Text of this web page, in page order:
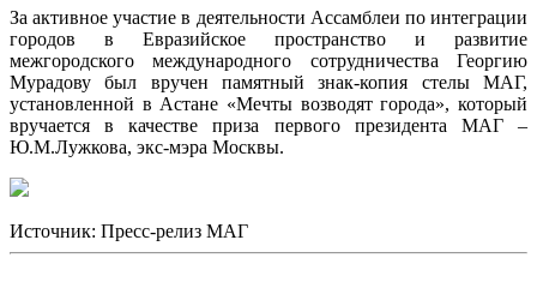
За активное участие в деятельности Ассамблеи по интеграции
городов в Евразийское пространство и развитие
межгородского международного сотрудничества Георгию
Мурадову был вручен памятный знак-копия стелы МАГ,
установленной в Астане «Мечты возводят города», который
вручается в качестве приза первого президента МАГ –
Ю.М.Лужкова, экс-мэра Москвы.
Источник: Пресс-релиз МАГ